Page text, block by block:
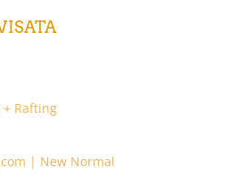
+ Rafting
| New Normal